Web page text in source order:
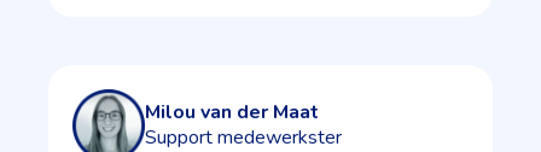
Milou van der Maat
Support medewerkster